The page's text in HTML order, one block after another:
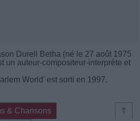
Durell Betha (né le 27 août 1975
un auteur-compositeur-interprète et
World' est sorti en 1997.
⇑
& Chansons